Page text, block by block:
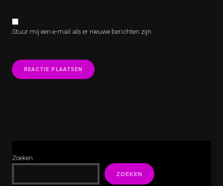
Stuur mij een e-mail als er nieuwe berichten zijn.
Zoeken
ZOEKEN